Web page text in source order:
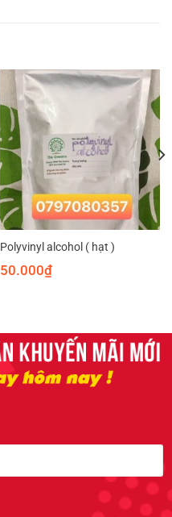
Polyvinyl alcohol ( hạt )
50.000₫